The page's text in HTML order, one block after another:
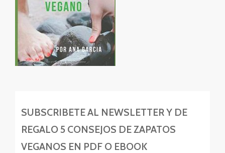
SUBSCRIBETE AL NEWSLETTER Y DE
REGALO 5 CONSEJOS DE ZAPATOS
VEGANOS EN PDF O EBOOK